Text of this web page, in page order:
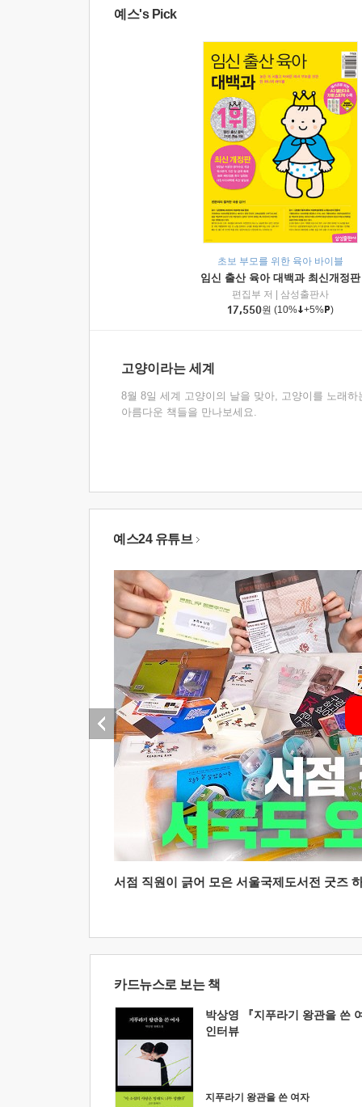
예스's Pick
초보 부모를 위한 육아 바이블
임신 출산 육아 대백과 최신개정판
편집부 저
삼성출판사
17,550원 (10% +5% )
고양이라는 세계
8월 8일 세계 고양이의 날을 맞아, 고양이를 노래하
아름다운 책들을 만나보세요.
예스24 유튜브
서점 직원이 긁어 모은 서울국제도서전 굿즈
카드뉴스로 보는 책
박상영 『지푸라기 왕관을 쓴
인터뷰
지푸라기 왕관을 쓴 여자